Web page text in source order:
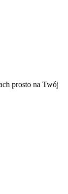
prosto na Twój